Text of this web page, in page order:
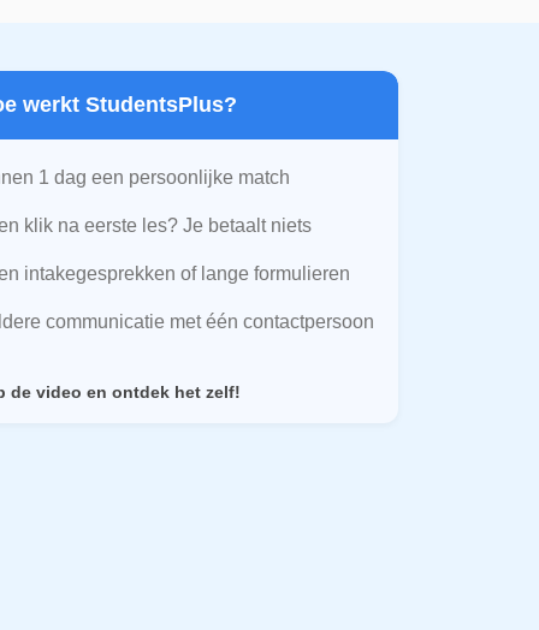
werkt StudentsPlus?
1 dag een persoonlijke match
klik na eerste les? Je betaalt niets
intakegesprekken of lange formulieren
communicatie met één contactpersoon
de video en ontdek het zelf!